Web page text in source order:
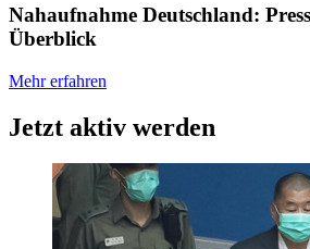
Nahaufnahme Deutschland:
Überblick
Mehr erfahren
Jetzt aktiv werden